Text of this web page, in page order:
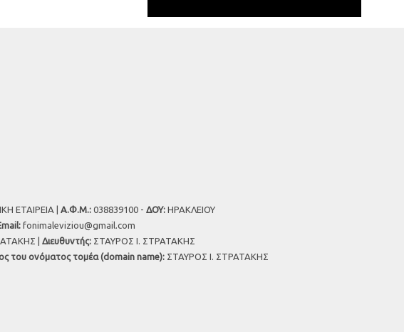
ΕΤΑΙΡΕΙΑ | Α.Φ.Μ.: 038839100 - ΔΟΥ: ΗΡΑΚΛΕΙΟΥ
fonimaleviziou@gmail.com
| Διευθυντής: ΣΤΑΥΡΟΣ Ι. ΣΤΡΑΤΑΚΗΣ
του ονόματος τομέα (domain name): ΣΤΑΥΡΟΣ Ι. ΣΤΡΑΤΑΚΗΣ